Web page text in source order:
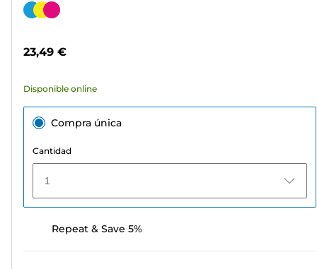
de
10
Cartucho
23,49 €
Disponible online
Compra única
Cantidad
1
Repeat & Save 5%